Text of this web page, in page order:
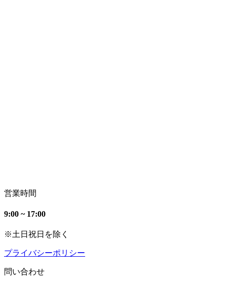
営業時間
9:00 ~ 17:00
※土日祝日を除く
プライバシーポリシー
問い合わせ